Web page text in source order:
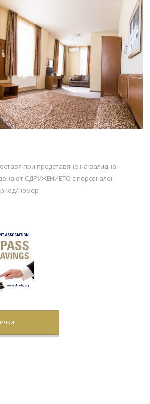
при представяне на валидна
от СДРУЖЕНИЕТО с персонален
номер